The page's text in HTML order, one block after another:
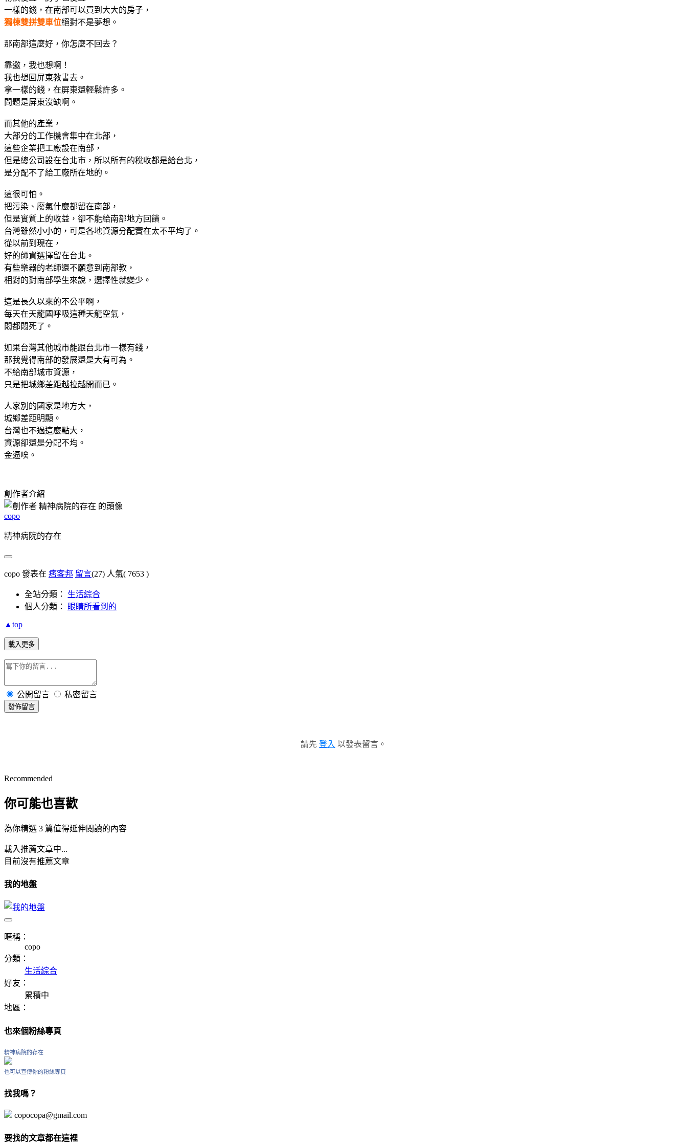
一樣的錢，在南部可以買到大大的房子，
獨棟雙拼雙車位絕對不是夢想。
那南部這麼好，你怎麼不回去？
靠邀，我也想啊！
我也想回屏東教書去。
拿一樣的錢，在屏東還輕鬆許多。
問題是屏東沒缺啊。
而其他的產業，
大部分的工作機會集中在北部，
這些企業把工廠設在南部，
但是總公司設在台北市，所以所有的稅收都是給台北，
是分配不了給工廠所在地的。
這很可怕。
把污染、廢氣什麼都留在南部，
但是實質上的收益，卻不能給南部地方回饋。
台灣雖然小小的，可是各地資源分配實在太不平均了。
從以前到現在，
好的師資選擇留在台北。
有些樂器的老師還不願意到南部教，
相對的對南部學生來說，選擇性就變少。
這是長久以來的不公平啊，
每天在天龍國呼吸這種天龍空氣，
悶都悶死了。
如果台灣其他城市能跟台北市一樣有錢，
那我覺得南部的發展還是大有可為。
不給南部城市資源，
只是把城鄉差距越拉越開而已。
人家別的國家是地方大，
城鄉差距明顯。
台灣也不過這麼點大，
資源卻還是分配不均。
金逼唉。
創作者介紹
copo
精神病院的存在
copo 發表在 痞客邦 留言(27) 人氣( 7653 )
全站分類： 生活綜合
個人分類：
眼睛所看到的
▲top
載入更多
公開留言 私密留言
發佈留言
請先 登入 以發表留言。
Recommended
你可能也喜歡
為你精選 3 篇值得延伸閱讀的內容
載入推薦文章中...
目前沒有推薦文章
我的地盤
暱稱：
copo
分類：
生活綜合
好友：
累積中
地區：
也來個粉絲專頁
精神病院的存在
也可以宣傳你的粉絲專頁
找我嗎？
copocopa@gmail.com
要找的文章都在這裡